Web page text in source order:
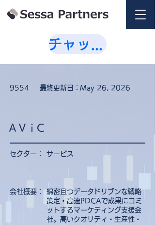
9554 最終更新日：May 26, 2026
ＡＶｉC
セクター： サービス
会社概要：
綿密且つデータドリブンな戦略
策定・高速PDCAで成果にコミ
ットするマーケティング支援会
社。高いクオリティ・生産性・